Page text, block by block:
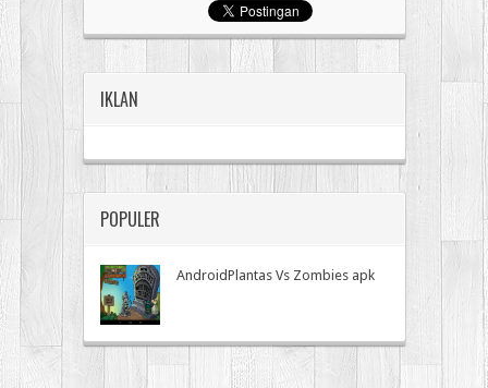
IKLAN
POPULER
AndroidPlantas Vs Zombies apk